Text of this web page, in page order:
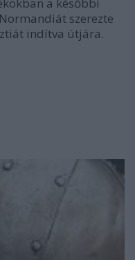
szerezte
indítva útjára.